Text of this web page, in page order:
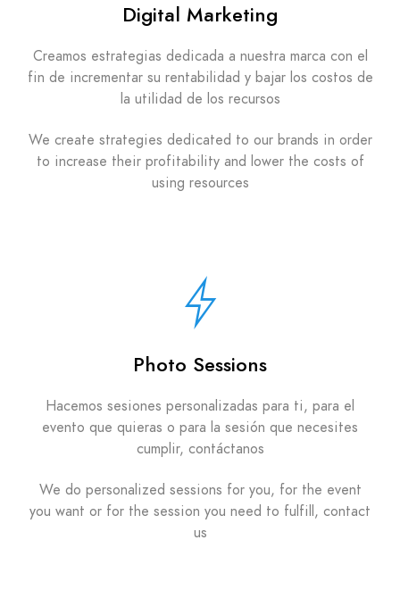
Digital Marketing
Creamos estrategias dedicada a nuestra marca con el
fin de incrementar su rentabilidad y bajar los costos de
la utilidad de los recursos
We create strategies dedicated to our brands in order
to increase their profitability and lower the costs of
using resources
Photo Sessions
Hacemos sesiones personalizadas para ti, para el
evento que quieras o para la sesión que necesites
cumplir, contáctanos
We do personalized sessions for you, for the event
you want or for the session you need to fulfill, contact
us